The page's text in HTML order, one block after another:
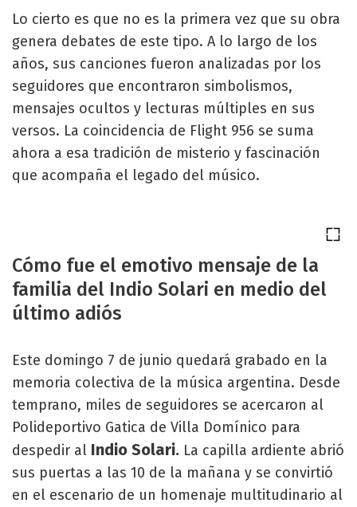
Lo cierto es que no es la primera vez que su obra
genera debates de este tipo. A lo largo de los
años, sus canciones fueron analizadas por los
seguidores que encontraron simbolismos,
mensajes ocultos y lecturas múltiples en sus
versos. La coincidencia de Flight 956 se suma
ahora a esa tradición de misterio y fascinación
que acompaña el legado del músico.
Cómo fue el emotivo mensaje de la
familia del Indio Solari en medio del
último adiós
Este domingo 7 de junio quedará grabado en la
memoria colectiva de la música argentina. Desde
temprano, miles de seguidores se acercaron al
Polideportivo Gatica de Villa Domínico para
despedir al Indio Solari. La capilla ardiente abrió
sus puertas a las 10 de la mañana y se convirtió
en el escenario de un homenaje multitudinario al